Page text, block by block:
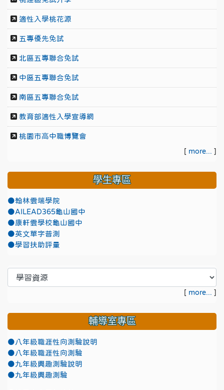
適性入學桃花源
五專優先免試
北區五專聯合免試
中區五專聯合免試
南區五專聯合免試
教育部適性入學宣導網
桃園市高中職博覽會
[ more... ]
學生專區
●翰林雲端學院
●AILEAD365龜山國中
●康軒雲學校龜山國中
●英文單字普測
●學習扶助評量
[ more... ]
輔導室專區
●八年級職涯性向測驗說明
●八年級職涯性向測驗
●九年級興趣測驗說明
●九年級興趣測驗